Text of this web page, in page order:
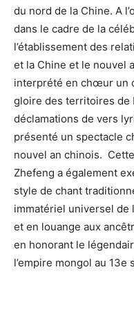
du nord de la Chine. A
dans le cadre de la
l’établissement des
et la Chine et le nouvel
interprété en chœur un
gloire des territoires de
déclamations de vers
présenté un spectacle
nouvel an chinois.
Zhefeng a également
style de chant
immatériel universel de
et en louange aux
en honorant le
l’empire mongol au 13e